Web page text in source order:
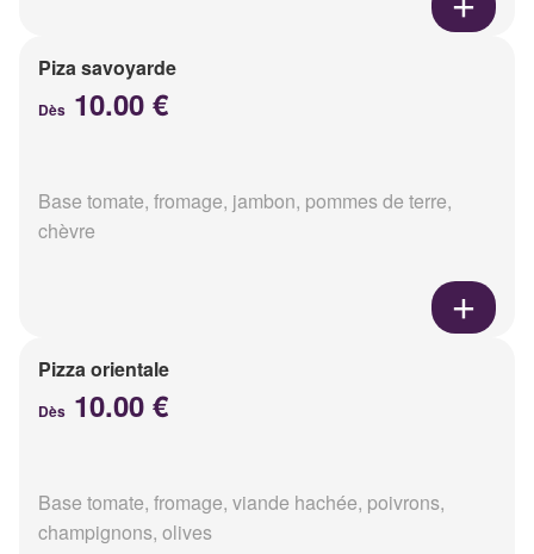
Piza savoyarde
Dès 10.00 €
Base tomate, fromage, jambon, pommes de terre,
chèvre
Pizza orientale
Dès 10.00 €
Base tomate, fromage, viande hachée, poivrons,
champignons, olives